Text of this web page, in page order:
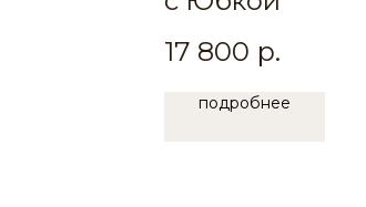
17 800 р.
подробнее